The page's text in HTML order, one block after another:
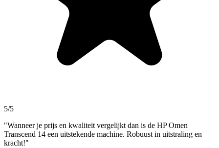
5/5
"Wanneer je prijs en kwaliteit vergelijkt dan is de HP Omen
Transcend 14 een uitstekende machine. Robuust in uitstraling en
kracht!"